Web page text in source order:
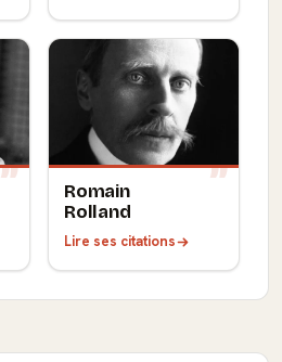
Romain
Rolland
Lire ses citations